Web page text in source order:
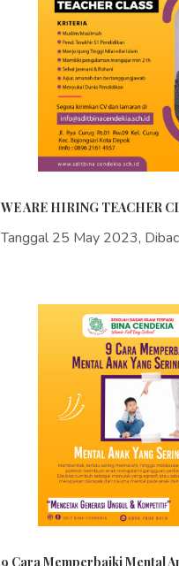
WE ARE HIRING TEACHER
Tanggal 25 May 2023,
9 Cara Memperbaiki Mental